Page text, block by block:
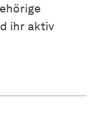
ihr aktiv